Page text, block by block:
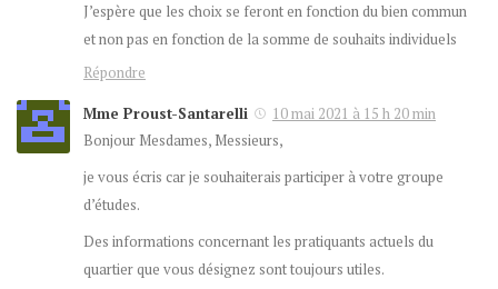
J’espère que les choix se feront en fonction du bien commun
et non pas en fonction de la somme de souhaits individuels
Répondre
Mme Proust-Santarelli
10 mai 2021 à 15 h 20 min
Bonjour Mesdames, Messieurs,
je vous écris car je souhaiterais participer à votre groupe
d’études.
Des informations concernant les pratiquants actuels du
quartier que vous désignez sont toujours utiles.